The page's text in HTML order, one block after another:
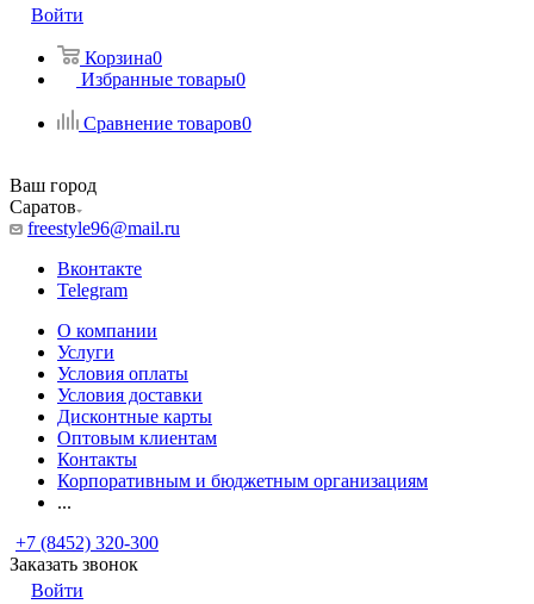
Войти
Корзина0
Избранные товары0
Сравнение товаров0
Ваш город
Саратов
freestyle96@mail.ru
Вконтакте
Telegram
О компании
Услуги
Условия оплаты
Условия доставки
Дисконтные карты
Оптовым клиентам
Контакты
Корпоративным и бюджетным организациям
...
+7 (8452) 320-300
Заказать звонок
Войти